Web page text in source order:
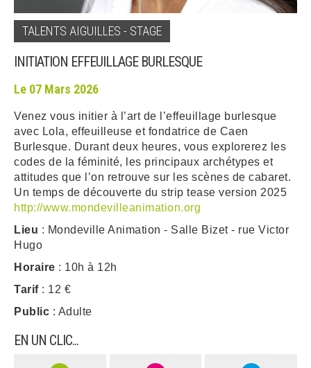
TALENTS AIGUILLES - STAGE
INITIATION EFFEUILLAGE BURLESQUE
Le 07 Mars 2026
Venez vous initier à l’art de l’effeuillage burlesque
avec Lola, effeuilleuse et fondatrice de Caen
Burlesque. Durant deux heures, vous explorerez les
codes de la féminité, les principaux archétypes et
attitudes que l’on retrouve sur les scènes de cabaret.
Un temps de découverte du strip tease version 2025
http://www.mondevilleanimation.org
Lieu : Mondeville Animation - Salle Bizet - rue Victor
Hugo
Horaire : 10h à 12h
Tarif: 12 €
Public : Adulte
EN UN CLIC...
ARRÊTÉS MUNICIPAUX
DÉLIBÉRATIONS